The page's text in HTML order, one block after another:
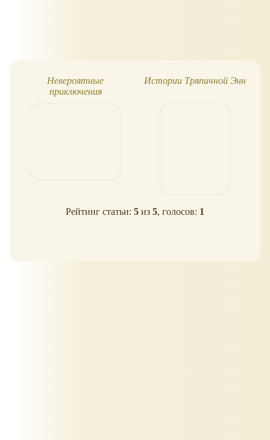
Невероятные
приключения
Истории Тряпичной Энн
Рейтинг статьи: 5 из 5, голосов: 1